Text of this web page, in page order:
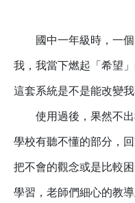
國中一年級時，一個
我，我當下燃起「希望
這套系統是不是能改變
使用過後，果然不出
學校有聽不懂的部分，
把不會的觀念或是比較
學習，老師們細心的教